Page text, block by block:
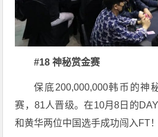
#18 神秘赏金赛
保底200,000,000韩币的神
赛，81人晋级。在10月8日的
和黄华两位中国选手成功闯入FT！